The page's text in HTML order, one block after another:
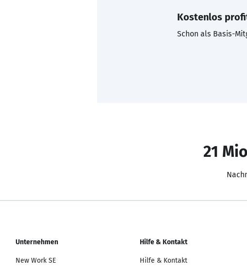
Kostenlos
Schon als Basis-
21
Unternehmen
New Work SE
Hilfe & Kontakt
Hilfe & Kontakt